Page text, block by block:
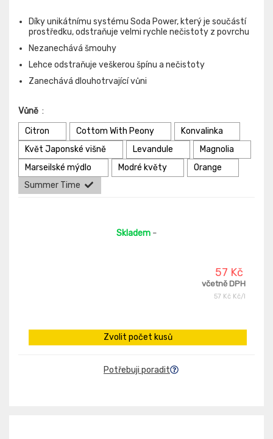
Díky unikátnímu systému Soda Power, který je součástí
prostředku, odstraňuje velmi rychle nečistoty z povrchu
Nezanechává šmouhy
Lehce odstraňuje veškerou špínu a nečistoty
Zanechává dlouhotrvající vůni
Vůně :
Citron
Cottom With Peony
Konvalinka
Květ Japonské višně
Levandule
Magnolia
Marseilské mýdlo
Modré květy
Orange
Summer Time
Skladem -
57 Kč
včetně DPH
57 Kč Kč/l
Zvolit počet kusů
Potřebuji poradit